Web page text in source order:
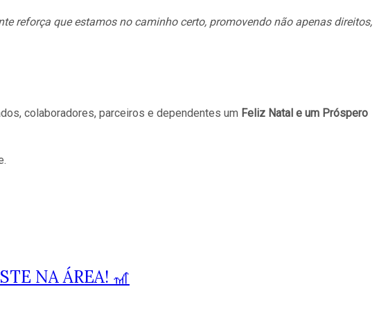
reforça que estamos no caminho certo, promovendo não apenas direitos,
colaboradores, parceiros e dependentes um Feliz Natal e um Próspero
NA ÁREA! 🎢